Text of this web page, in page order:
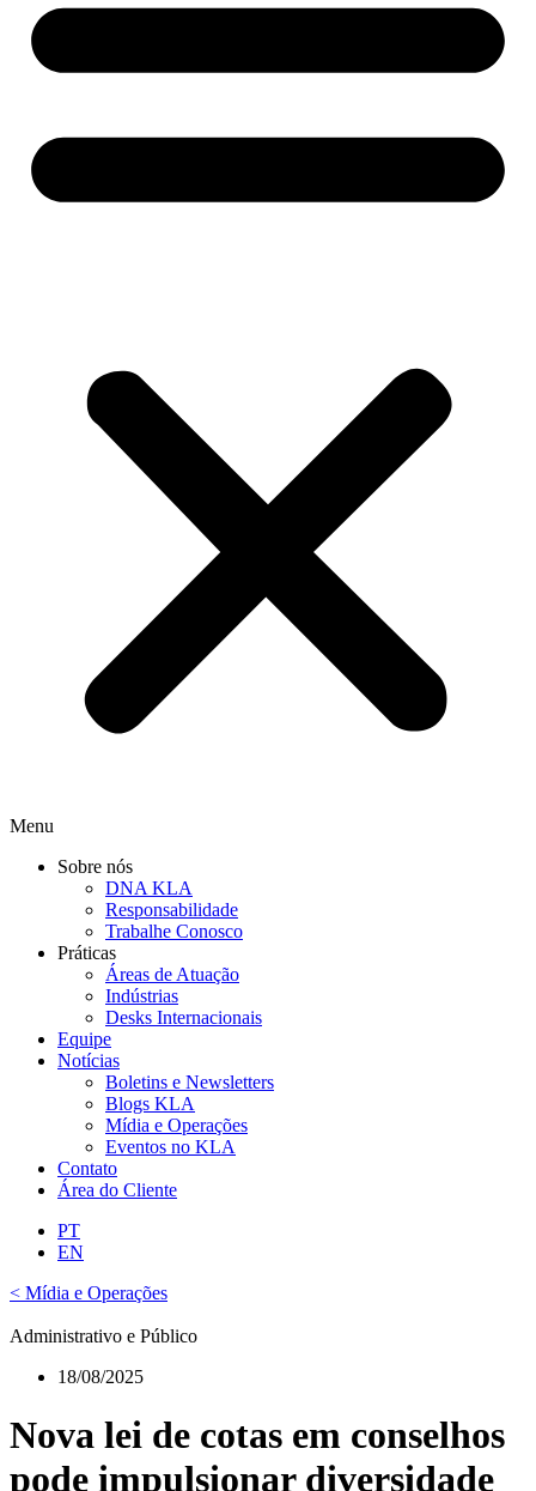
Menu
Sobre nós
DNA KLA
Responsabilidade
Trabalhe Conosco
Práticas
Áreas de Atuação
Indústrias
Desks Internacionais
Equipe
Notícias
Boletins e Newsletters
Blogs KLA
Mídia e Operações
Eventos no KLA
Contato
Área do Cliente
PT
EN
< Mídia e Operações
Administrativo e Público
18/08/2025
Nova lei de cotas em conselhos
pode impulsionar diversidade